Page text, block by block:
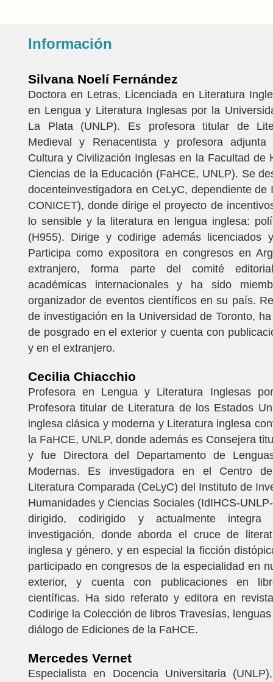
Información
Silvana Noelí Fernández
Doctora en Letras, Licenciada en Literatura
en Lengua y Literatura Inglesas por la
La Plata (UNLP). Es profesora titular de
Medieval y Renacentista y profesora
Cultura y Civilización Inglesas en la Facultad de
Ciencias de la Educación (FaHCE, UNLP). Se
docenteinvestigadora en CeLyC, dependiente de
CONICET), donde dirige el proyecto de
lo sensible y la literatura en lengua inglesa:
(H955). Dirige y codirige además licenciados
Participa como expositora en congresos en
extranjero, forma parte del comité
académicas internacionales y ha sido
organizador de eventos científicos en su país.
de investigación en la Universidad de Toronto,
de posgrado en el exterior y cuenta con
y en el extranjero.
Cecilia Chiacchio
Profesora en Lengua y Literatura Inglesas
Profesora titular de Literatura de los Estados
inglesa clásica y moderna y Literatura inglesa
la FaHCE, UNLP, donde además es Consejera
y fue Directora del Departamento de
Modernas. Es investigadora en el Centro
Literatura Comparada (CeLyC) del Instituto de
Humanidades y Ciencias Sociales (IdIHCS-
dirigido, codirigido y actualmente integra
investigación, donde aborda el cruce de
inglesa y género, y en especial la ficción
participado en congresos de la especialidad en
exterior, y cuenta con publicaciones en
científicas. Ha sido referato y editora en
Codirige la Colección de libros Travesías,
diálogo de Ediciones de la FaHCE.
Mercedes Vernet
Especialista en Docencia Universitaria